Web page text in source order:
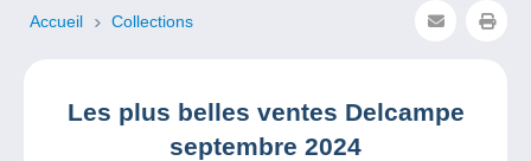
Accueil Collections
Les plus belles ventes Delcampe
septembre 2024